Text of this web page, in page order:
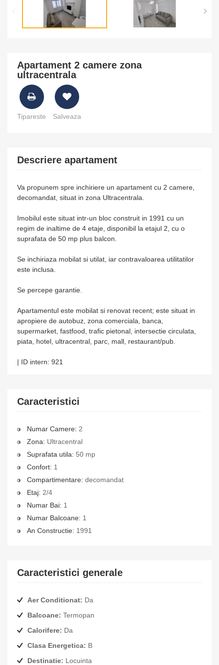
Apartament 2 camere zona
ultracentrala
Tipareste Salveaza
Descriere apartament
Va propunem spre inchiriere un apartament cu 2 camere,
decomandat, situat in zona Ultracentrala.
Imobilul este situat intr-un bloc construit in 1991 cu un
regim de inaltime de 4 etaje, disponibil la etajul 2, cu o
suprafata de 50 mp plus balcon.
Se inchiriaza mobilat si utilat, iar contravaloarea utilitatilor
este inclusa.
Se percepe garantie.
Apartamentul este mobilat si renovat recent; este situat in
apropiere de autobuz, zona comerciala, banca,
supermarket, fastfood, trafic pietonal, intersectie circulata,
piata, hotel, ultracentral, parc, mall, restaurant/pub.
| ID intern: 921
Caracteristici
Numar Camere: 2
Zona: Ultracentral
Suprafata utila: 50 mp
Confort: 1
Compartimentare: decomandat
Etaj: 2/4
Numar Bai: 1
Numar Balcoane: 1
An Constructie: 1991
Caracteristici generale
Aer Conditionat: Da
Balcoane: Termopan
Calorifere: Da
Clasa Energetica: B
Destinatie: Locuinta